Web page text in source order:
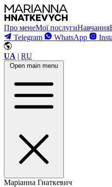
Про менеМої послугиНавчання
Telegram
WhatsApp
UA | RU
Open main menu
Маріанна Гнаткевич